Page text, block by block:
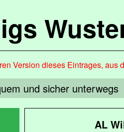
Version dieses Eintrages, aus
und sicher unterwegs
AL